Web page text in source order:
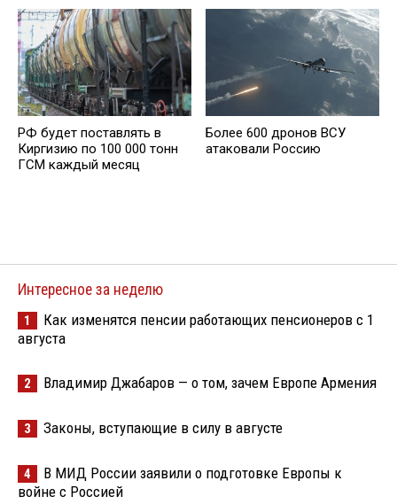
РФ будет поставлять в
Киргизию по 100 000 тонн
ГСМ каждый месяц
Более 600 дронов ВСУ
атаковали Россию
Интересное за неделю
1
Как изменятся пенсии работающих пенсионеров с 1
августа
2 Владимир Джабаров — о том, зачем Европе Армения
3 Законы, вступающие в силу в августе
4
В МИД России заявили о подготовке Европы к
войне с Россией